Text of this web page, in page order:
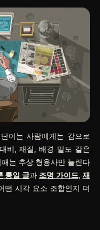
어는 사람에게는 감으로
비, 재질, 배경 밀도 같은
는 추상 형용사만 늘린다
통일 글과 조명 가이드,재
떤 시각 요소 조합인지 더